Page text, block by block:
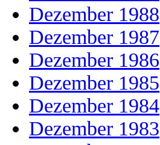
Dezember 1988
Dezember 1987
Dezember 1986
Dezember 1985
Dezember 1984
Dezember 1983